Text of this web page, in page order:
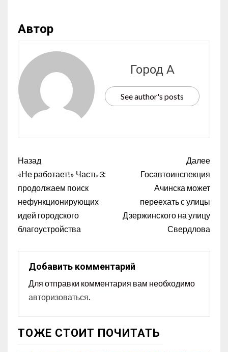
Автор
Город А
See author's posts
Назад
«Не работает!» Часть 3:
продолжаем поиск
нефункционирующих
идей городского
благоустройства
Далее
Госавтоинспекция
Ачинска может
переехать с улицы
Дзержинского на улицу
Свердлова
Добавить комментарий
Для отправки комментария вам необходимо
авторизоваться.
ТОЖЕ СТОИТ ПОЧИТАТЬ